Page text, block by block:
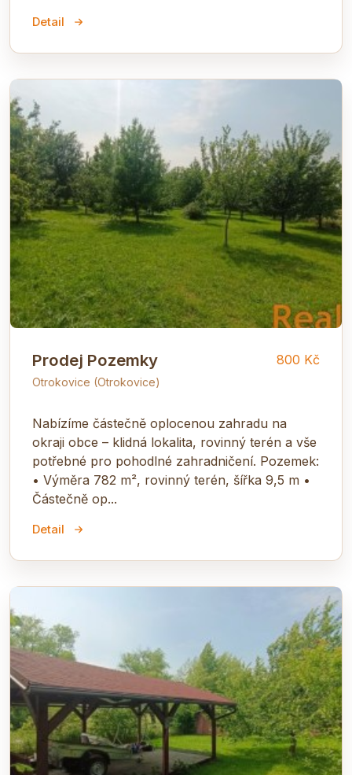
Detail
Prodej Pozemky
Otrokovice (Otrokovice)
800 Kč
Nabízíme částečně oplocenou zahradu na
okraji obce – klidná lokalita, rovinný terén a vše
potřebné pro pohodlné zahradničení. Pozemek:
• Výměra 782 m², rovinný terén, šířka 9,5 m •
Částečně op...
Detail